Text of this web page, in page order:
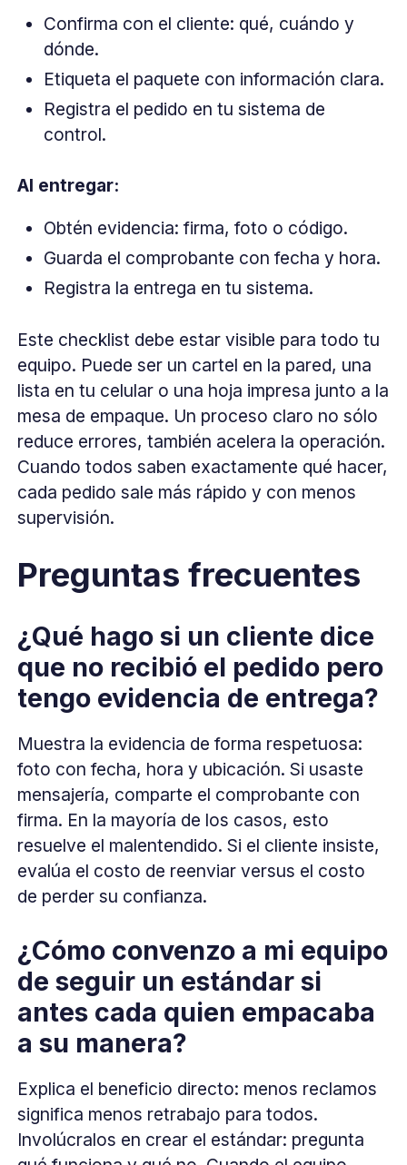
Confirma con el cliente: qué, cuándo y
dónde.
Etiqueta el paquete con información clara.
Registra el pedido en tu sistema de
control.
Al entregar:
Obtén evidencia: firma, foto o código.
Guarda el comprobante con fecha y hora.
Registra la entrega en tu sistema.
Este checklist debe estar visible para todo tu
equipo. Puede ser un cartel en la pared, una
lista en tu celular o una hoja impresa junto a la
mesa de empaque. Un proceso claro no sólo
reduce errores, también acelera la operación.
Cuando todos saben exactamente qué hacer,
cada pedido sale más rápido y con menos
supervisión.
Preguntas frecuentes
¿Qué hago si un cliente dice
que no recibió el pedido pero
tengo evidencia de entrega?
Muestra la evidencia de forma respetuosa:
foto con fecha, hora y ubicación. Si usaste
mensajería, comparte el comprobante con
firma. En la mayoría de los casos, esto
resuelve el malentendido. Si el cliente insiste,
evalúa el costo de reenviar versus el costo
de perder su confianza.
¿Cómo convenzo a mi equipo
de seguir un estándar si
antes cada quien empacaba
a su manera?
Explica el beneficio directo: menos reclamos
significa menos retrabajo para todos.
Involúcralos en crear el estándar: pregunta